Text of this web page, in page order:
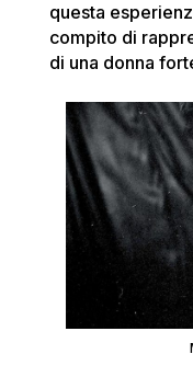
questa
compito di
di una donna